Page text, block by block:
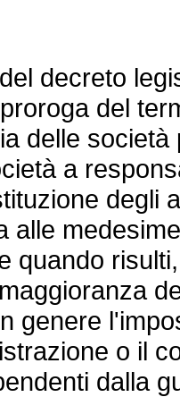
decreto
del
delle
a
degli
alle
quando
genere
o il
dalla